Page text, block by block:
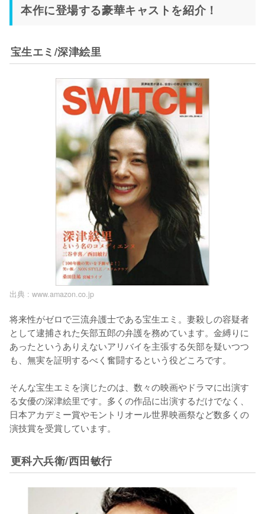
本作に登場する豪華キャストを紹介！
宝生エミ/深津絵里
出典 : www.amazon.co.jp
将来性がゼロで三流弁護士である宝生エミ。妻殺しの容疑者
として逮捕された矢部五郎の弁護を務めています。金縛りに
あったというありえないアリバイを主張する矢部を疑いつつ
も、無実を証明するべく奮闘するという役どころです。
そんな宝生エミを演じたのは、数々の映画やドラマに出演す
る女優の深津絵里です。多くの作品に出演するだけでなく、
日本アカデミー賞やモントリオール世界映画祭など数多くの
演技賞を受賞しています。
更科六兵衛/西田敏行